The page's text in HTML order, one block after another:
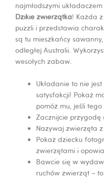
najmłodszymi
Dzikie zwierzątka! Każda z
puzzli i przedstawia
są tu mieszkańcy
odległej Australii.
wesołych zabaw.
Układanie to nie
satysfakcji! Pokaż
pomóż mu, jeśli
Zacznijcie przygodę
Nazywaj zwierzęta z
Pokaż dziecku
zwierzętami i
Bawcie się w
ruchów zwierząt –